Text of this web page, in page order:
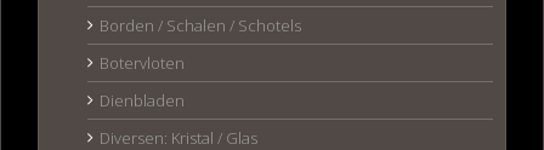
Borden / Schalen / Schotels
Botervloten
Dienbladen
Diversen: Kristal / Glas